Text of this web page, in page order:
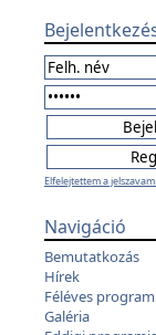
Elfelejtettem a
Navigáció
Bemutatkozás
Hírek
Féléves
Galéria